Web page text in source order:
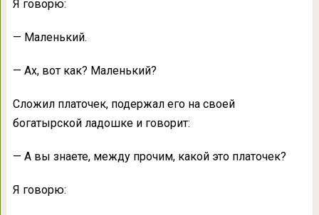
Я говорю:
— Маленький.
— Ах, вот как? Маленький?
Сложил платочек, подержал его на своей
богатырской ладошке и говорит:
— А вы знаете, между прочим, какой это платочек?
Я говорю: